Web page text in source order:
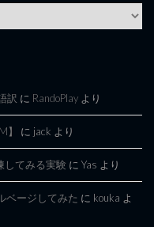
訳 に RandoPlay より
に jack より
してみる実験 に Yas より
ベージしてみた に kouka よ